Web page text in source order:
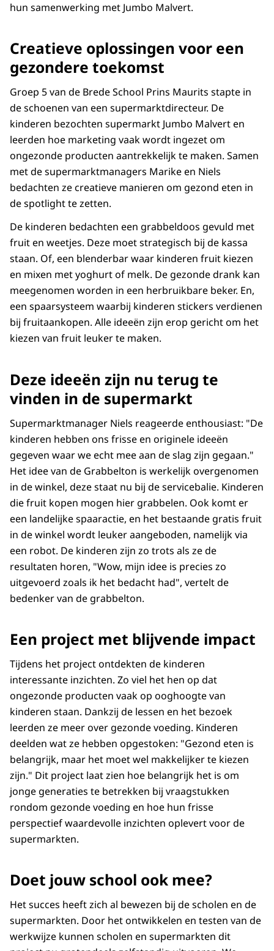
hun samenwerking met Jumbo Malvert.
Creatieve oplossingen voor een
gezondere toekomst
Groep 5 van de Brede School Prins Maurits stapte in
de schoenen van een supermarktdirecteur. De
kinderen bezochten supermarkt Jumbo Malvert en
leerden hoe marketing vaak wordt ingezet om
ongezonde producten aantrekkelijk te maken. Samen
met de supermarktmanagers Marike en Niels
bedachten ze creatieve manieren om gezond eten in
de spotlight te zetten.
De kinderen bedachten een grabbeldoos gevuld met
fruit en weetjes. Deze moet strategisch bij de kassa
staan. Of, een blenderbar waar kinderen fruit kiezen
en mixen met yoghurt of melk. De gezonde drank kan
meegenomen worden in een herbruikbare beker. En,
een spaarsysteem waarbij kinderen stickers verdienen
bij fruitaankopen. Alle ideeën zijn erop gericht om het
kiezen van fruit leuker te maken.
Deze ideeën zijn nu terug te
vinden in de supermarkt
Supermarktmanager Niels reageerde enthousiast: "De
kinderen hebben ons frisse en originele ideeën
gegeven waar we echt mee aan de slag zijn gegaan."
Het idee van de Grabbelton is werkelijk overgenomen
in de winkel, deze staat nu bij de servicebalie. Kinderen
die fruit kopen mogen hier grabbelen. Ook komt er
een landelijke spaaractie, en het bestaande gratis fruit
in de winkel wordt leuker aangeboden, namelijk via
een robot. De kinderen zijn zo trots als ze de
resultaten horen, "Wow, mijn idee is precies zo
uitgevoerd zoals ik het bedacht had", vertelt de
bedenker van de grabbelton.
Een project met blijvende impact
Tijdens het project ontdekten de kinderen
interessante inzichten. Zo viel het hen op dat
ongezonde producten vaak op ooghoogte van
kinderen staan. Dankzij de lessen en het bezoek
leerden ze meer over gezonde voeding. Kinderen
deelden wat ze hebben opgestoken: "Gezond eten is
belangrijk, maar het moet wel makkelijker te kiezen
zijn." Dit project laat zien hoe belangrijk het is om
jonge generaties te betrekken bij vraagstukken
rondom gezonde voeding en hoe hun frisse
perspectief waardevolle inzichten oplevert voor de
supermarkten.
Doet jouw school ook mee?
Het succes heeft zich al bewezen bij de scholen en de
supermarkten. Door het ontwikkelen en testen van de
werkwijze kunnen scholen en supermarkten dit